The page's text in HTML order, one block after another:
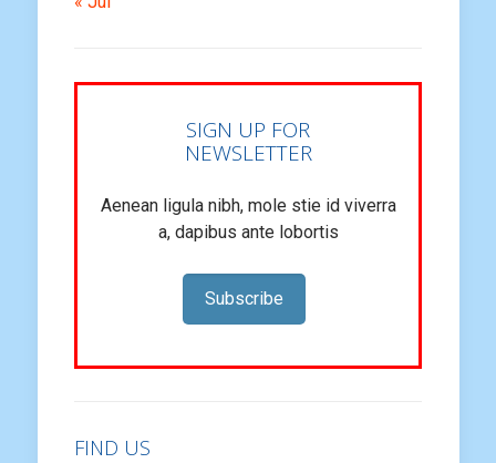
SIGN UP FOR
NEWSLETTER
Aenean ligula nibh, mole stie id viverra
a, dapibus ante lobortis
Subscribe
FIND US